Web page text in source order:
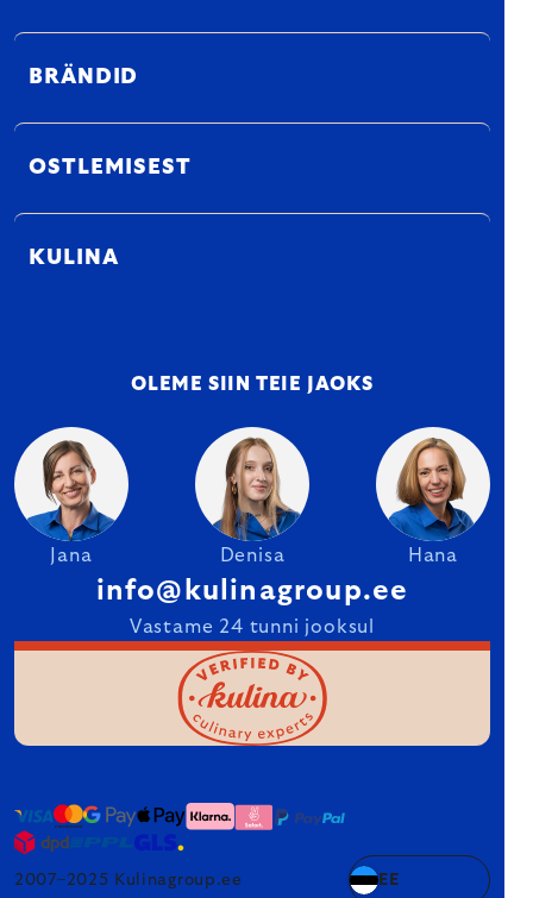
BRÄNDID
OSTLEMISEST
KULINA
OLEME SIIN TEIE JAOKS
Jana Denisa Hana
info@kulinagroup.ee
Vastame 24 tunni jooksul
2007–2025 Kulinagroup.ee EE